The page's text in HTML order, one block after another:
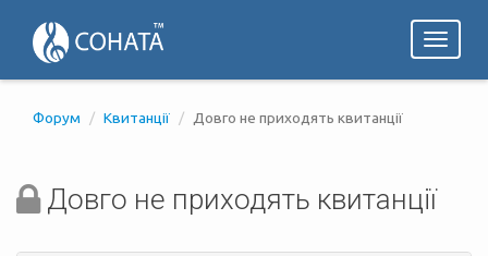
Toggle
Форум Квитанції Довго не приходять квитанції
Довго не приходять квитанції